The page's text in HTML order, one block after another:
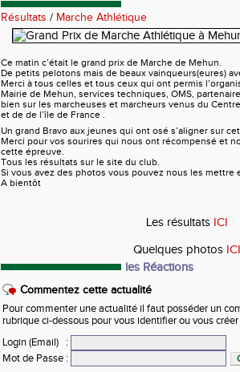
Résultats / Marche Athlétique
Ce matin c’était le grand prix de Marche de Mehun.
De petits pelotons mais de beaux vainqueurs(eures)
Merci à tous celles et tous ceux qui ont permis
Mairie de Mehun, services techniques, OMS,
bien sur les marcheuses et marcheurs venus du
et de de l’île de France .
Un grand Bravo aux jeunes qui ont osé s’aligner sur
Merci pour vos sourires qui nous ont récompensé et
cette épreuve.
Tous les résultats sur le site du club.
Si vous avez des photos vous pouvez nous les mettre
A bientôt
Les résultats ICI
Quelques photos
les Réactions
Commentez cette actualité
Pour commenter une actualité il faut posséder un
rubrique ci-dessous pour vous identifier ou vous
Login (Email)
:
Mot de Passe :